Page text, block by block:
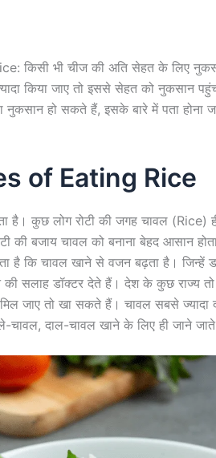
किसी भी चीज की अति सेहत के लिए
किया जाए तो इससे सेहत को नुकसान
नुकसान हो सकते हैं, इसके बारे में पता
of Eating Rice
है। कुछ लोग रोटी की जगह चावल (Rice)
की बजाय चावल को बनाना बेहद आसान
है कि चावल खाने से वजन बढ़ता है। जिन्हें
की सलाह डॉक्टर देते हैं। देश के कुछ राज्य
जाए तो खा सकते हैं। चावल सबसे
चावल, दाल-चावल खाने के लिए ही जाने